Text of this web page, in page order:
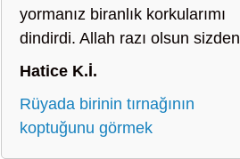
yormanız biranlık korkularımı
dindirdi. Allah razı olsun sizden
Hatice K.İ.
Rüyada birinin tırnağının
koptuğunu görmek